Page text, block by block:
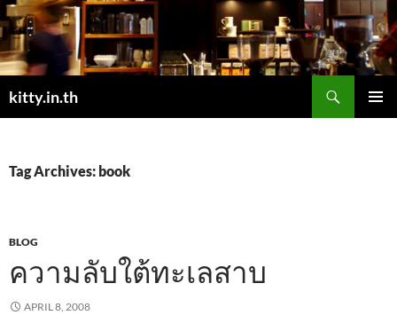
Skip
to
content
kitty.in.th
Tag Archives: book
BLOG
ความลับใต้ทะเลสาบ
APRIL 8, 2008